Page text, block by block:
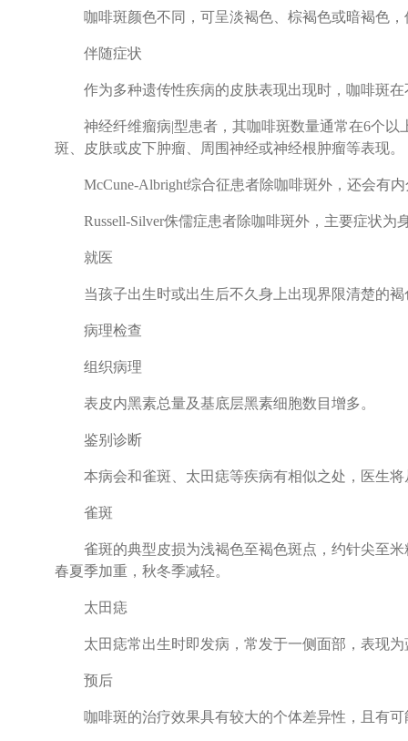
咖啡斑颜色不同，可呈淡褐色、棕褐色或暗褐色，
伴随症状
作为多种遗传性疾病的皮肤表现出现时，咖啡斑在
神经纤维瘤病|型患者，其咖啡斑数量通常在6个以
斑、皮肤或皮下肿瘤、周围神经或神经根肿瘤等表现。
McCune-Albright综合征患者除咖啡斑外，还会有内
Russell-Silver侏儒症患者除咖啡斑外，主要症状为
就医
当孩子出生时或出生后不久身上出现界限清楚的褐
病理检查
组织病理
表皮内黑素总量及基底层黑素细胞数目增多。
鉴别诊断
本病会和雀斑、太田痣等疾病有相似之处，医生将
雀斑
雀斑的典型皮损为浅褐色至褐色斑点，约针尖至米
春夏季加重，秋冬季减轻。
太田痣
太田痣常出生时即发病，常发于一侧面部，表现为
预后
咖啡斑的治疗效果具有较大的个体差异性，且有可